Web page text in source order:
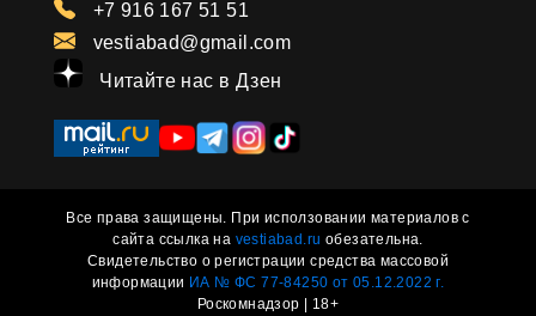
+7 916 167 51 51
vestiabad@gmail.com
Читайте нас в Дзен
Все права защищены. При исползовании материалов с
сайта ссылка на vestiabad.ru обезательна.
Свидетельство о регистрации средства массовой
информации ИА № ФС 77-84250 от 05.12.2022 г.
Роскомнадзор | 18+